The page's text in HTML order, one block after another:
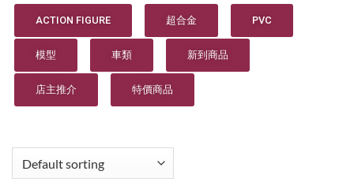
ACTION FIGURE 超合金 PVC
模型 車類 新到商品
店主推介 特價商品